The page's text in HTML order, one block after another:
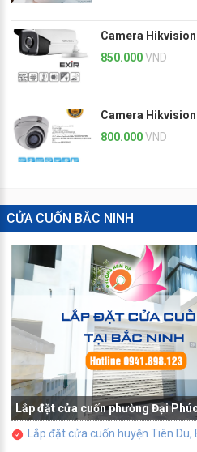
Camera
850.000VND
Camera
800.000VND
CỬA CUỐN BẮC NINH
Lắp đặt cửa cuốn phường Đại
Lắp đặt cửa cuốn huyện Tiên Du,